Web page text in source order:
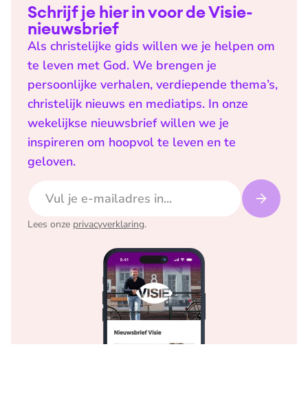
Schrijf je hier in voor de Visie-
nieuwsbrief
Als christelijke gids willen we je helpen om
te leven met God. We brengen je
persoonlijke verhalen, verdiepende thema’s,
christelijk nieuws en mediatips. In onze
wekelijkse nieuwsbrief willen we je
inspireren om hoopvol te leven en te
geloven.
Lees onze privacyverklaring.